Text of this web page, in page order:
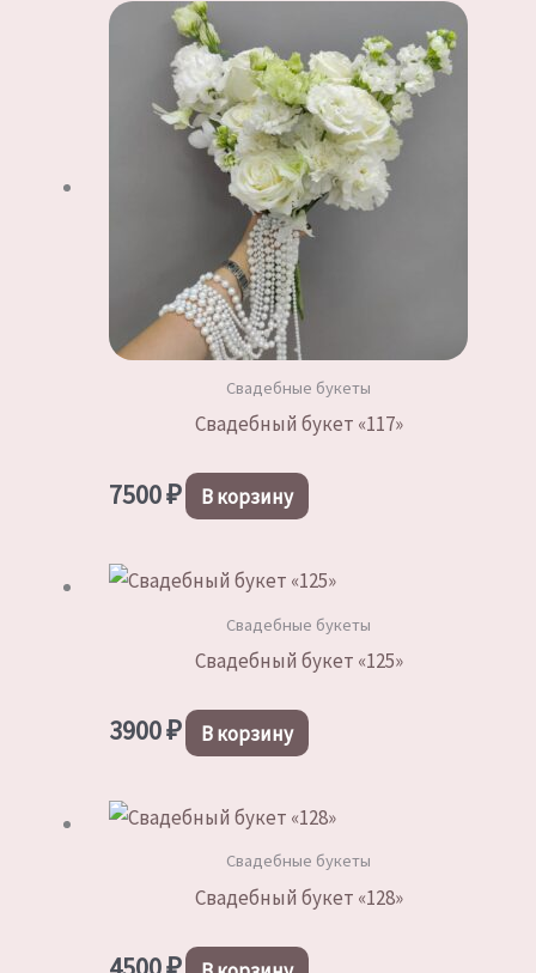
Свадебные букеты
Свадебный букет «117»
7500₽ В корзину
Свадебные букеты
Свадебный букет «125»
3900₽ В корзину
Свадебные букеты
Свадебный букет «128»